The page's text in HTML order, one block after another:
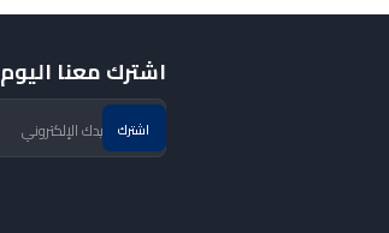
اشترك معنا اليوم